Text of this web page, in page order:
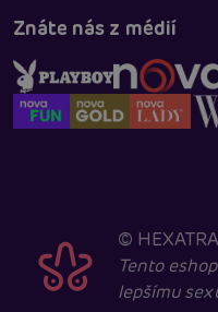
Znáte nás z médií
©
Tento
lepšímu